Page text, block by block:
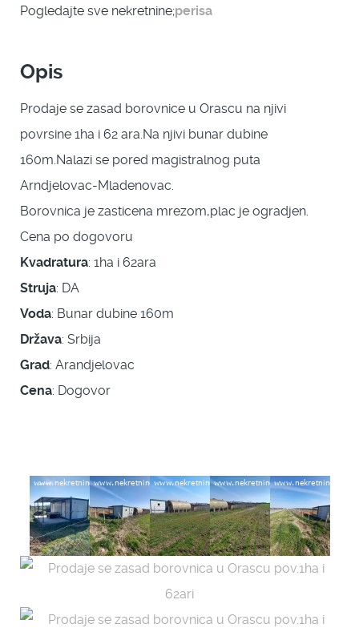
Pogledajte sve nekretnine;perisa
Opis
Prodaje se zasad borovnice u Orascu na njivi
povrsine 1ha i 62 ara.Na njivi bunar dubine
160m.Nalazi se pored magistralnog puta
Arndjelovac-Mladenovac.
Borovnica je zasticena mrezom,plac je ogradjen.
Cena po dogovoru
Kvadratura: 1ha i 62ara
Struja: DA
Voda: Bunar dubine 160m
Država: Srbija
Grad: Arandjelovac
Cena: Dogovor